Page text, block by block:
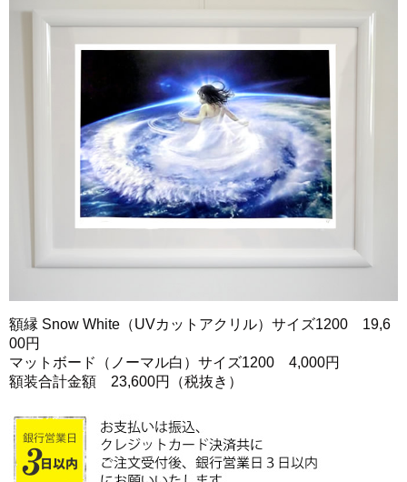
額縁 Snow White（UVカットアクリル）サイズ1200 19,6
00円
マットボード（ノーマル白）サイズ1200 4,000円
額装合計金額 23,600円（税抜き）